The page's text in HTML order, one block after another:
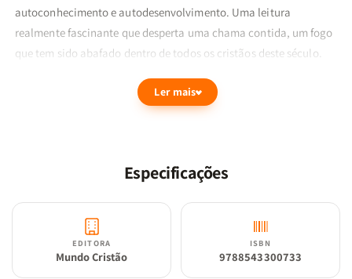
autoconhecimento e autodesenvolvimento. Uma leitura
realmente fascinante que desperta uma chama contida, um fogo
que tem sido abafado dentro de todos os cristãos deste século.
é um programa que ajuda cada pessoa a encontrar
Jesus.” (Retirado do Prefácio, escrito por Ed René Kivitz – Teólogo,
escritor e pastor da Igreja Batista de Água Branca)
A maioria dos programas de
se concentram nos pontos
fortes das pessoas, o caminho que Dave propõe é exatamente o
oposto, ou seja, ele direciona o foco para os pontos fracos,
Ler mais
Especificações
EDITORA
Mundo Cristão
ISBN
9788543300733